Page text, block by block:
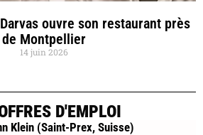
ouvre son restaurant près
de Montpellier
14 juin 2026
D'EMPLOI
Klein (Saint-Prex, Suisse)